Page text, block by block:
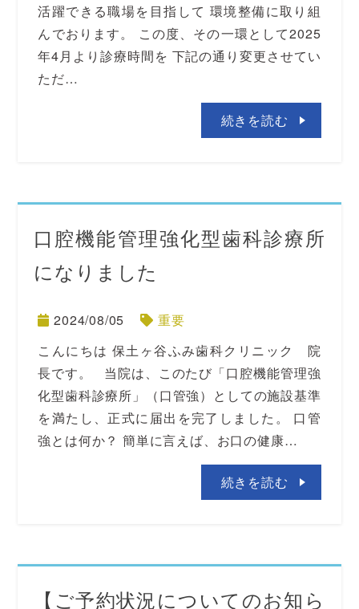
活躍できる職場を目指して 環境整備に取り組
んでおります。 この度、その一環として2025
年4月より診療時間を 下記の通り変更させてい
ただ…
続きを読む
口腔機能管理強化型歯科診療所
になりました
2024/08/05
重要
こんにちは 保土ヶ谷ふみ歯科クリニック 院
長です。 当院は、このたび「口腔機能管理強
化型歯科診療所」（口管強）としての施設基準
を満たし、正式に届出を完了しました。 口管
強とは何か？ 簡単に言えば、お口の健康…
続きを読む
【ご予約状況についてのお知ら